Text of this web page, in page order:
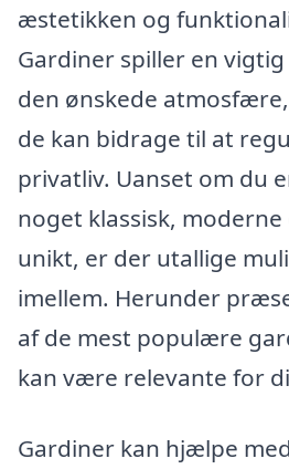
æstetikken og
Gardiner spiller en
den ønskede
de kan bidrage til at
privatliv. Uanset om du
noget klassisk,
unikt, er der utallige
imellem. Herunder
af de mest populære
kan være relevante for
Gardiner kan hjælpe